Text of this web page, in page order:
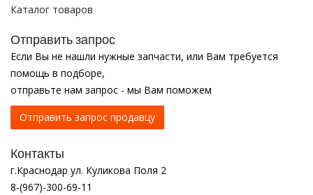
Каталог товаров
Отправить запрос
Если Вы не нашли нужные запчасти, или Вам требуется
помощь в подборе,
отправьте нам запрос - мы Вам поможем
Отправить запрос продавцу
Контакты
г.Краснодар ул. Куликова Поля 2
8-(967)-300-69-11